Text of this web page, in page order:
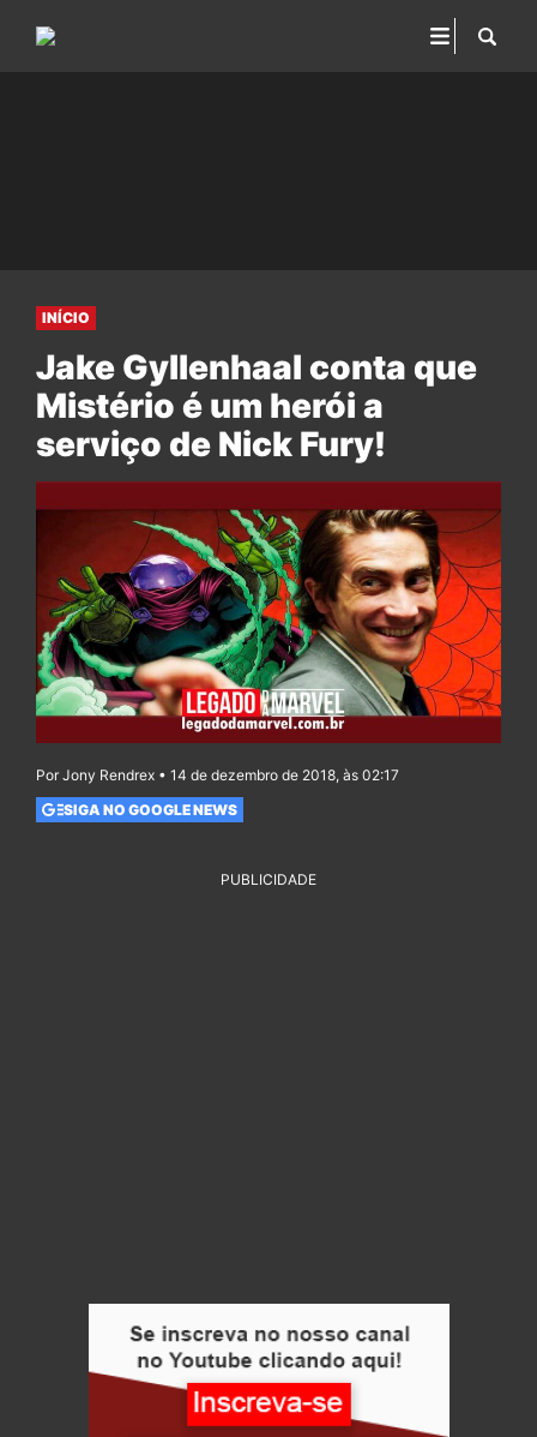
INÍCIO
Jake Gyllenhaal conta que
Mistério é um herói a
serviço de Nick Fury!
Por Jony Rendrex • 14 de dezembro de 2018, às 02:17
SIGA NO GOOGLE NEWS
PUBLICIDADE